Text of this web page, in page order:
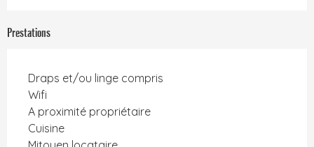
Prestations
Draps et/ou linge compris
Wifi
A proximité propriétaire
Cuisine